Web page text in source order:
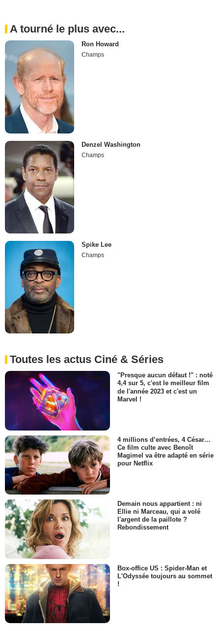
A tourné le plus avec...
Ron Howard
Champs
Denzel Washington
Champs
Spike Lee
Champs
Toutes les actus Ciné & Séries
"Presque aucun défaut !" : noté
4,4 sur 5, c'est le meilleur film
de l'année 2023 et c'est un
Marvel !
4 millions d’entrées, 4 César…
Ce film culte avec Benoît
Magimel va être adapté en série
pour Netflix
Demain nous appartient : ni
Ellie ni Marceau, qui a volé
l'argent de la paillote ?
Rebondissement
Box-office US : Spider-Man et
L'Odyssée toujours au sommet
!